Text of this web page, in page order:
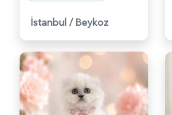
İstanbul / Beykoz